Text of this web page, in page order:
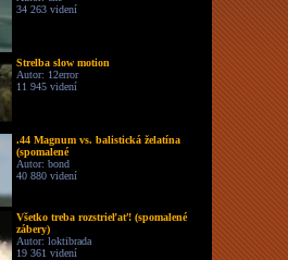
34 263 videní
Strelba slow motion
Autor: 12error
11 945 videní
.44 Magnum vs. balistická želatína
(spomalené
Autor: bond
40 880 videní
Všetko treba rozstrieľať! (spomalené
zábery)
Autor: loktibrada
19 361 videní